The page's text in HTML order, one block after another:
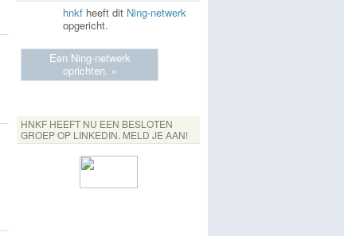
hnkf heeft dit Ning-netwerk
opgericht.
Een Ning-netwerk
oprichten. »
HNKF HEEFT NU EEN BESLOTEN
GROEP OP LINKEDIN. MELD JE AAN!